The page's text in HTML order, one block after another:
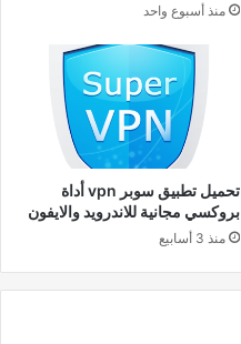
منذ أسبوع واحد
تحميل تطبيق سوبر vpn أداة
بروكسي مجانية للاندرويد والايفون
منذ 3 أسابيع